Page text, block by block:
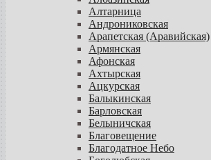
Алтарница
Андрониковская
Арапетская (Аравийская)
Армянская
Афонская
Ахтырская
Ацкурская
Балыкинская
Барловская
Белыничская
Благовещение
Благодатное Небо